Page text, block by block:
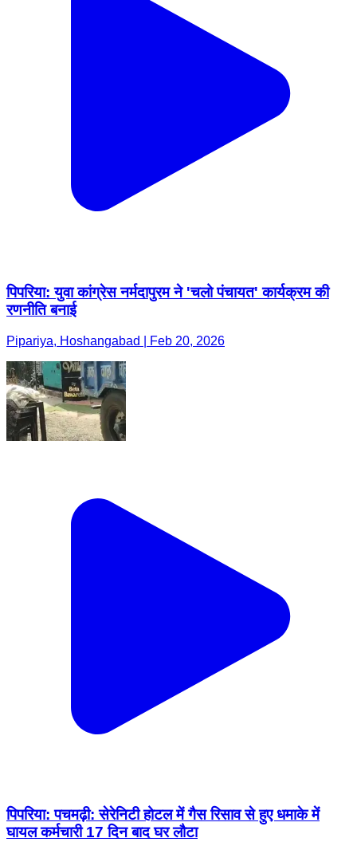
पिपरिया: युवा कांग्रेस नर्मदापुरम ने 'चलो पंचायत' कार्यक्रम की
रणनीति बनाई
Pipariya, Hoshangabad | Feb 20, 2026
पिपरिया: पचमढ़ी: सेरेनिटी होटल में गैस रिसाव से हुए धमाके में
घायल कर्मचारी 17 दिन बाद घर लौटा